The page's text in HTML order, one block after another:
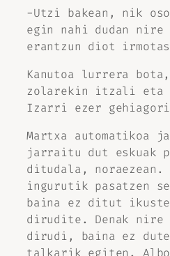
-Utzi bakean, nik
egin nahi dudan
erantzun diot
Kanutoa lurrera
zolarekin itzali eta
Izarri ezer
Martxa automatikoa
jarraitu dut eskuak
ditudala, noraezean.
ingurutik pasatzen
baina ez ditut
dirudite. Denak nire
dirudi, baina ez